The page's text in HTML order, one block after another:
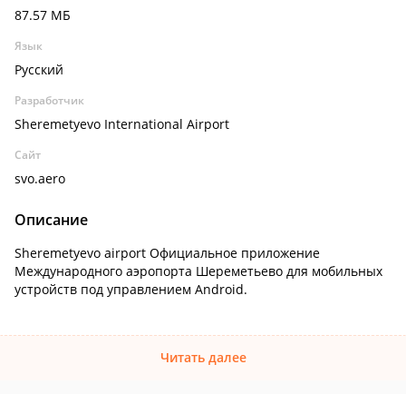
87.57 МБ
Язык
Русский
Разработчик
Sheremetyevo International Airport
Сайт
svo.aero
Описание
Sheremetyevo airport Официальное приложение
Международного аэропорта Шереметьево для мобильных
устройств под управлением Android.
Читать далее